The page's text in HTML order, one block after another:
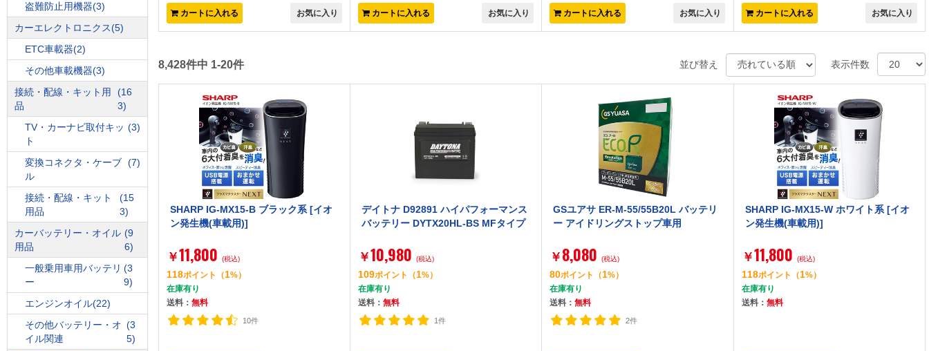
カートに入れる お気に入り カートに入れる お気に入り カートに入れる お気に入り カートに入れる お気に入り
8,428件中 1-20件 並び替え 表示件数
SHARP IG-MX15-B ブラック系 [イオ
ン発生機(車載用)]
￥11,800 (税込)
118ポイント （1%）
在庫有り
送料：無料
10件
デイトナ D92891 ハイパフォーマンス
バッテリー DYTX20HL-BS MFタイプ
￥10,980 (税込)
109ポイント （1%）
在庫有り
送料： 無料
1件
GSユアサ ER-M-55/55B20L バッテリ
ー アイドリングストップ車用
￥ 8,080 (税込)
80ポイント （1%）
在庫有り
送料：無料
2件
SHARP IG-MX15-W ホワイト系 [イオ
ン発生機(車載用)]
￥11,800 (税込)
118ポイント （1%）
在庫有り
送料： 無料
盗難防止用機器(3)
カーエレクトロニクス(5)
ETC車載器(2)
その他車載機器(3)
接続・配線・キット用
品
(16
3)
TV・カーナビ取付キッ
ト
(3)
変換コネクタ・ケーブ
ル
(7)
接続・配線・キット
用品
(15
3)
カーバッテリー・オイル
用品
(9
6)
一般乗用車用バッテリ
ー
(3
9)
エンジンオイル(22)
その他バッテリー・オ
イル関連
(3
5)